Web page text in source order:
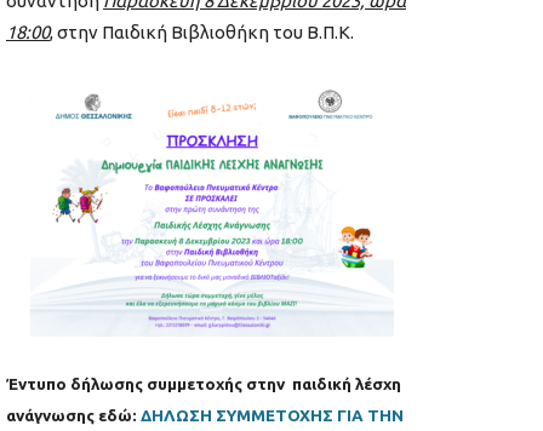
18:00, στην Παιδική Βιβλιοθήκη του Β.Π.Κ.
Έντυπο δήλωσης συμμετοχής στην παιδική λέσχη
ανάγνωσης εδώ: ΔΗΛΩΣΗ ΣΥΜΜΕΤΟΧΗΣ ΓΙΑ ΤΗΝ